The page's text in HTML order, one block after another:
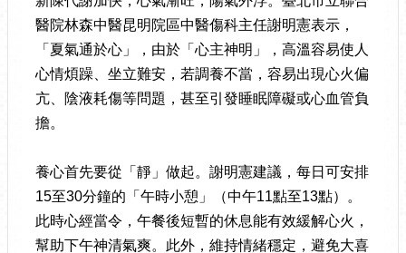
醫院林森中醫昆明院區中醫傷科主任謝明憲表示，
「夏氣通於心」，由於「心主神明」，高溫容易使人
心情煩躁、坐立難安，若調養不當，容易出現心火偏
亢、陰液耗傷等問題，甚至引發睡眠障礙或心血管負
擔。
養心首先要從「靜」做起。謝明憲建議，每日可安排
15至30分鐘的「午時小憩」（中午11點至13點）。
此時心經當令，午餐後短暫的休息能有效緩解心火，
幫助下午神清氣爽。此外，維持情緒穩定，避免大喜